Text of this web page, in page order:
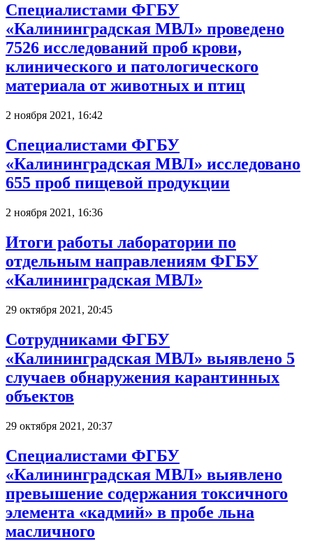
Специалистами ФГБУ
«Калининградская МВЛ» проведено
7526 исследований проб крови,
клинического и патологического
материала от животных и птиц
2 ноября 2021, 16:42
Специалистами ФГБУ
«Калининградская МВЛ» исследовано
655 проб пищевой продукции
2 ноября 2021, 16:36
Итоги работы лаборатории по
отдельным направлениям ФГБУ
«Калининградская МВЛ»
29 октября 2021, 20:45
Сотрудниками ФГБУ
«Калининградская МВЛ» выявлено 5
случаев обнаружения карантинных
объектов
29 октября 2021, 20:37
Специалистами ФГБУ
«Калининградская МВЛ» выявлено
превышение содержания токсичного
элемента «кадмий» в пробе льна
масличного